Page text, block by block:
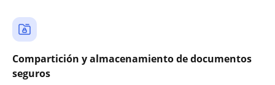
Compartición y almacenamiento de documentos
seguros